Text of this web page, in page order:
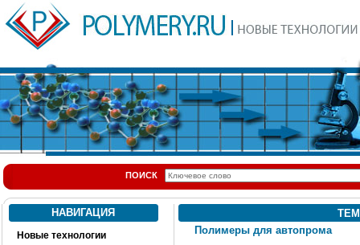
ПОИСК
НАВИГАЦИЯ
Новые технологии
Полимеры для автопрома